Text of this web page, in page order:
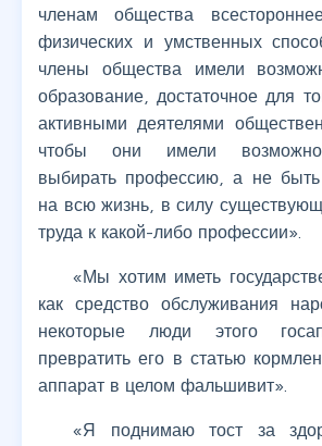
членам общества
физических и умственных
члены общества имели
образование, достаточное для
активными деятелями
чтобы они имели
выбирать профессию, а не
на всю жизнь, в силу
труда к какой-либо профессии».
«Мы хотим иметь
как средство обслуживания
некоторые люди этого
превратить его в статью
аппарат в целом фальшивит».
«Я поднимаю тост за